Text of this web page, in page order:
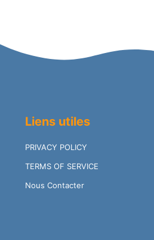
Liens utiles
PRIVACY POLICY
TERMS OF SERVICE
Nous Contacter